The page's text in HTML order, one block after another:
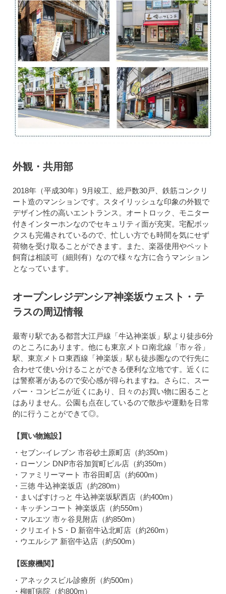
外観・共用部
2018年（平成30年）9月竣工、総戸数30戸、鉄筋コンクリ
ート造のマンションです。スタイリッシュな印象の外観で
デザイン性の高いエントランス。オートロック、モニター
付きインターホンなのでセキュリティ面が充実。宅配ボッ
クスも完備されているので、忙しい方でも時間を気にせず
荷物を受け取ることができます。また、楽器使用やペット
飼育は相談可（細則有）なので様々な方に合うマンション
となっています。
オープンレジデンシア神楽坂ウェスト・テ
ラスの周辺情報
最寄り駅である都営大江戸線「牛込神楽坂」駅より徒歩6分
のところにあります。他にも東京メトロ南北線「市ヶ谷」
駅、東京メトロ東西線「神楽坂」駅も徒歩圏なので行先に
合わせて使い分けることができる便利な立地です。近くに
は警察署があるので安心感が得られますね。さらに、スー
パー・コンビニが近くにあり、日々のお買い物に困ること
はありません。公園も点在しているので散歩や運動を日常
的に行うことができて◎。
【買い物施設】
・セブン-イレブン 市谷砂土原町店（約350m）
・ローソン DNP市谷加賀町ビル店（約350m）
・ファミリーマート 市谷田町店（約600m）
・三徳 牛込神楽坂店（約280m）
・まいばすけっと 牛込神楽坂駅西店（約400m）
・キッチンコート 神楽坂店（約550m）
・マルエツ 市ヶ谷見附店（約850m）
・クリエイトS・D 新宿牛込北町店（約260m）
・ウエルシア 新宿牛込店（約500m）
【医療機関】
・アネックスビル診療所（約500m）
・柳町病院（約800m）